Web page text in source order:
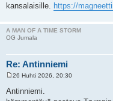
kansalaisille. https://
A MAN OF A TIME STORM
OG Jumala
Re: Antinniemi
e
26 Huhti 2026, 20:30
Antinniemi.